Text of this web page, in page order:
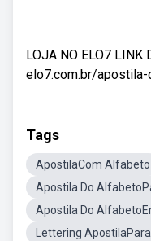
LOJA NO ELO7 LINK
elo7.com.br/
Tags
ApostilaCom Alfabeto
Apostila Do
Apostila Do
Lettering